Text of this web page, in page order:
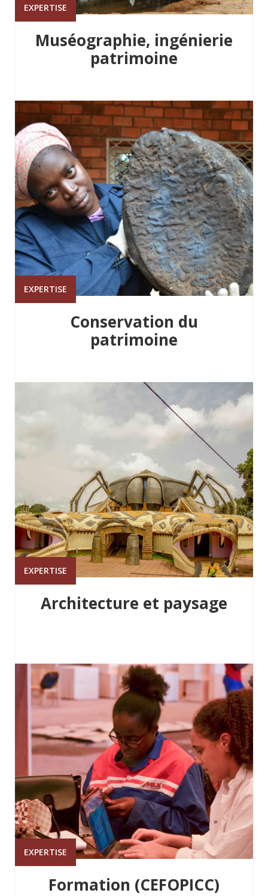
EXPERTISE
Muséographie, ingénierie
patrimoine
EXPERTISE
Conservation du
patrimoine
EXPERTISE
Architecture et paysage
EXPERTISE
Formation (CEFOPICC)